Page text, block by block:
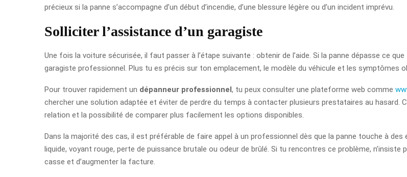
précieux si la panne s’accompagne d’un début d’incendie, d’une blessure légère ou d’un incident imprévu.
Solliciter l’assistance d’un garagiste
Une fois la voiture sécurisée, il faut passer à l’étape suivante : obtenir de l’aide. Si la panne dépasse ce
garagiste professionnel. Plus tu es précis sur ton emplacement, le modèle du véhicule et les symptômes
Pour trouver rapidement un dépanneur professionnel, tu peux consulter une plateforme web comme
chercher une solution adaptée et éviter de perdre du temps à contacter plusieurs prestataires au hasard.
relation et la possibilité de comparer plus facilement les options disponibles.
Dans la majorité des cas, il est préférable de faire appel à un professionnel dès que la panne touche à
liquide, voyant rouge, perte de puissance brutale ou odeur de brûlé. Si tu rencontres ce problème, n’insiste
casse et d’augmenter la facture.